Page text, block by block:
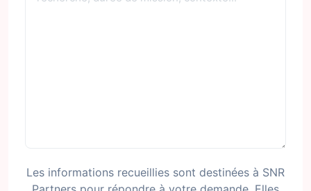
Les informations recueillies sont destinées à SNR